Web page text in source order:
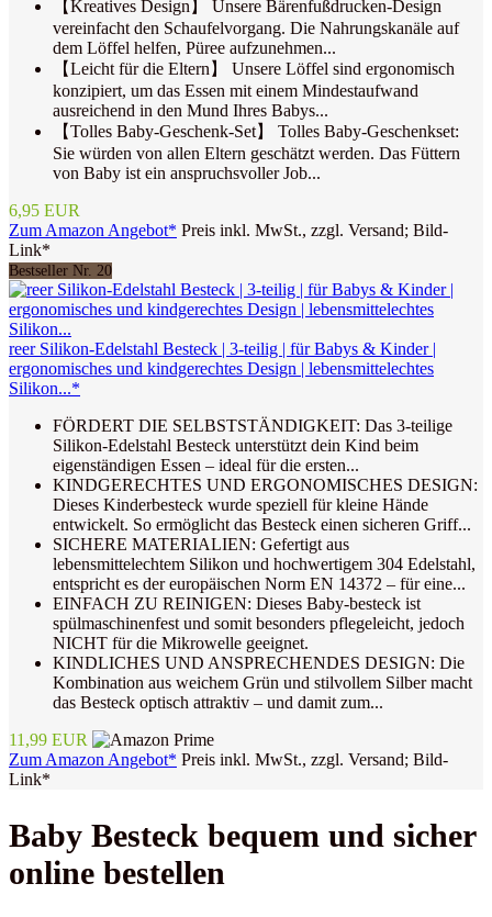
【Kreatives Design】 Unsere Bärenfußdrucken-Design
vereinfacht den Schaufelvorgang. Die Nahrungskanäle auf
dem Löffel helfen, Püree aufzunehmen...
【Leicht für die Eltern】 Unsere Löffel sind ergonomisch
konzipiert, um das Essen mit einem Mindestaufwand
ausreichend in den Mund Ihres Babys...
【Tolles Baby-Geschenk-Set】 Tolles Baby-Geschenkset:
Sie würden von allen Eltern geschätzt werden. Das Füttern
von Baby ist ein anspruchsvoller Job...
6,95 EUR
Zum Amazon Angebot* Preis inkl. MwSt., zzgl. Versand; Bild-
Link*
Bestseller Nr. 20
reer Silikon-Edelstahl Besteck | 3-teilig | für Babys & Kinder |
ergonomisches und kindgerechtes Design | lebensmittelechtes
Silikon...*
FÖRDERT DIE SELBSTSTÄNDIGKEIT: Das 3-teilige
Silikon-Edelstahl Besteck unterstützt dein Kind beim
eigenständigen Essen – ideal für die ersten...
KINDGERECHTES UND ERGONOMISCHES DESIGN:
Dieses Kinderbesteck wurde speziell für kleine Hände
entwickelt. So ermöglicht das Besteck einen sicheren Griff...
SICHERE MATERIALIEN: Gefertigt aus
lebensmittelechtem Silikon und hochwertigem 304 Edelstahl,
entspricht es der europäischen Norm EN 14372 – für eine...
EINFACH ZU REINIGEN: Dieses Baby-besteck ist
spülmaschinenfest und somit besonders pflegeleicht, jedoch
NICHT für die Mikrowelle geeignet.
KINDLICHES UND ANSPRECHENDES DESIGN: Die
Kombination aus weichem Grün und stilvollem Silber macht
das Besteck optisch attraktiv – und damit zum...
11,99 EUR
Zum Amazon Angebot* Preis inkl. MwSt., zzgl. Versand; Bild-
Link*
Baby Besteck bequem und sicher
online bestellen